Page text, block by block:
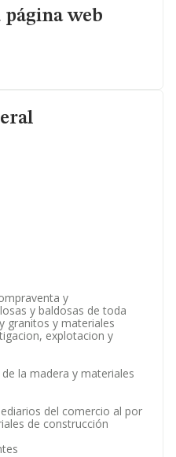
y
y baldosas de toda
granitos y materiales
explotacion y
la madera y materiales
del comercio al por
de construcción
web